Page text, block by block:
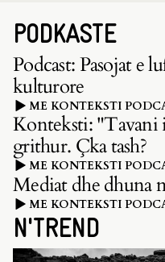
PODKASTE
Podcast: Pasojat e
kulturore
ME KONTEKSTI
Konteksti: "Tavani
grithur. Çka tash?
ME KONTEKSTI
Mediat dhe dhuna
ME KONTEKSTI
N'TREND